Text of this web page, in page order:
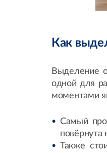
Как
Выделение
одной для
моментами
Самый
повёрнута
Также